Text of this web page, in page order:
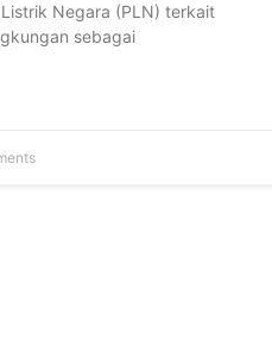
Negara (PLN) terkait
sebagai